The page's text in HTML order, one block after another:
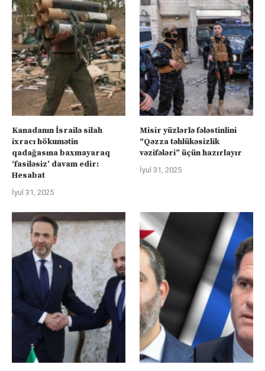
Kanadanın İsrailə silah
ixracı hökumətin
qadağasına baxmayaraq
‘fasiləsiz’ davam edir:
Hesabat
İyul 31, 2025
Misir yüzlərlə fələstinlini
“Qəzza təhlükəsizlik
vəzifələri” üçün hazırlayır
İyul 31, 2025